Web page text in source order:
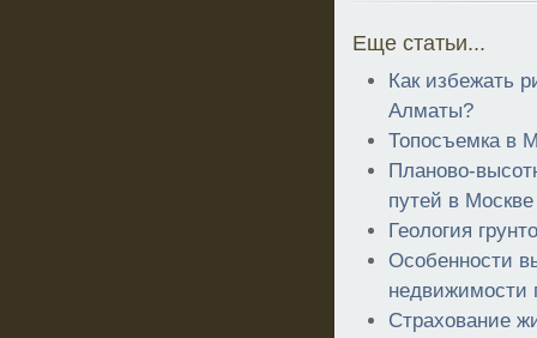
Еще статьи...
Как избежать
Алматы?
Топосъемка в
Планово-
путей в Москве
Геология
Особенности
недвижимости
Страхование